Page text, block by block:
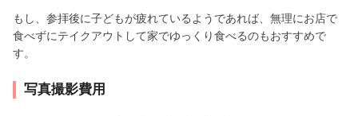
もし、参拝後に子どもが疲れているようであれば、無理にお店で
食べずにテイクアウトして家でゆっくり食べるのもおすすめで
す。
写真撮影費用